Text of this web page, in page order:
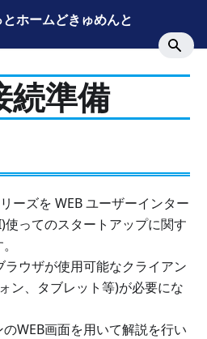
ホームどきゅめんと
続準備
ーズを WEB ユーザーインター
使ってのスタートアップに関す
ラウザが使用可能なクライアン
ン、タブレット等)が必要にな
WEB画面を用いて解説を行い